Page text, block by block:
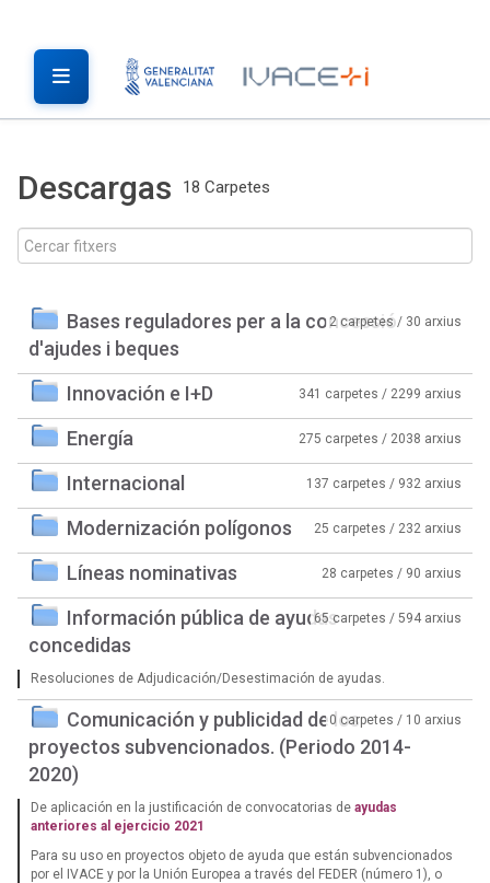
Descargas 18 Carpetes
Bases reguladores per a la concessió
d'ajudes i beques
2 carpetes / 30 arxius
Innovación e I+D 341 carpetes / 2299 arxius
Energía 275 carpetes / 2038 arxius
Internacional 137 carpetes / 932 arxius
Modernización polígonos 25 carpetes / 232 arxius
Líneas nominativas 28 carpetes / 90 arxius
Información pública de ayudas
concedidas
65 carpetes / 594 arxius
Resoluciones de Adjudicación/Desestimación de ayudas.
Comunicación y publicidad de los
proyectos subvencionados. (Periodo 2014-
2020)
0 carpetes / 10 arxius
De aplicación en la justificación de convocatorias de ayudas
anteriores al ejercicio 2021
Para su uso en proyectos objeto de ayuda que están subvencionados
por el IVACE y por la Unión Europea a través del FEDER (número 1), o